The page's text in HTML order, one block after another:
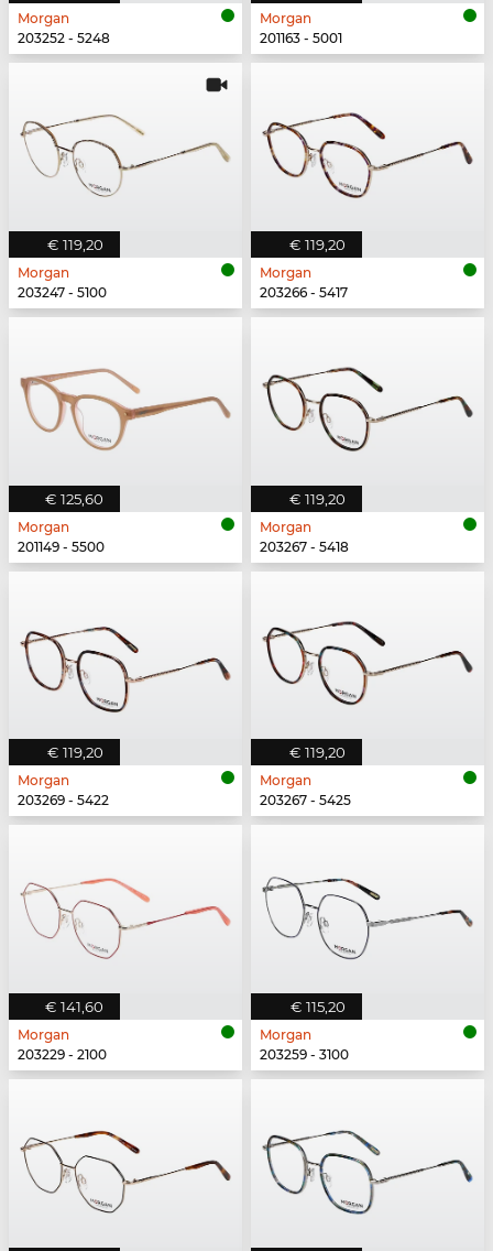
Morgan
203252 - 5248
Morgan
201163 - 5001
€ 119,20
Morgan
203247 - 5100
€ 119,20
Morgan
203266 - 5417
€ 125,60
Morgan
201149 - 5500
€ 119,20
Morgan
203267 - 5418
€ 119,20
Morgan
203269 - 5422
€ 119,20
Morgan
203267 - 5425
€ 141,60
Morgan
203229 - 2100
€ 115,20
Morgan
203259 - 3100